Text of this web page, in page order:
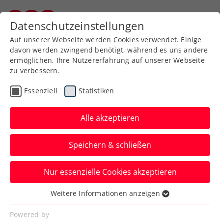
Zurück zur Newsübersicht
Davis Cup
BTV-Vereinsaktion - Davis
Cup Österreich –
Finnland
Der Burgenländische Tennisverband
bietet seinen Mitgliedsvereinen eine
spezielle Vereinsaktion für den Davis Cup
Österreich gegen Finnland an.
Datenschutzeinstellungen
Auf unserer Webseite werden Cookies verwendet. Einige
davon werden zwingend benötigt, während es uns andere
ermöglichen, Ihre Nutzererfahrung auf unserer Webseite
zu verbessern.
Essenziell Statistiken
Alle akzeptieren
Speichern & schließen
Nur essenzielle Cookies akzeptieren
Essenziell
Essenzielle Cookies werden für grundlegende
Weitere Informationen anzeigen
Powered by